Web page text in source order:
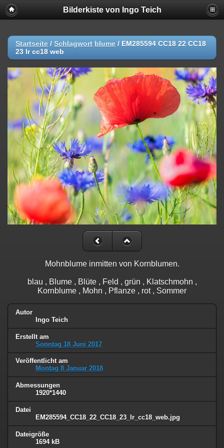
Bilderkiste von Ingo Teich
Startseite / Schlagwort blume / EM285594 CC18 22 CC18
23 lr cc18 web
Mohnblume inmitten von Kornblumen.
blau , Blume , Blüte , Feld , grün , Klatschmohn ,
Kornblume , Mohn , Pflanze , rot , Sommer
Autor
Ingo Teich
Erstellt am
Sonntag 18 Juni 2017
Veröffentlicht am
Montag 8 Januar 2018
Abmessungen
1920*1440
Datei
EM285594_CC18_22_CC18_23_lr_cc18_web.jpg
Dateigröße
1694 kB